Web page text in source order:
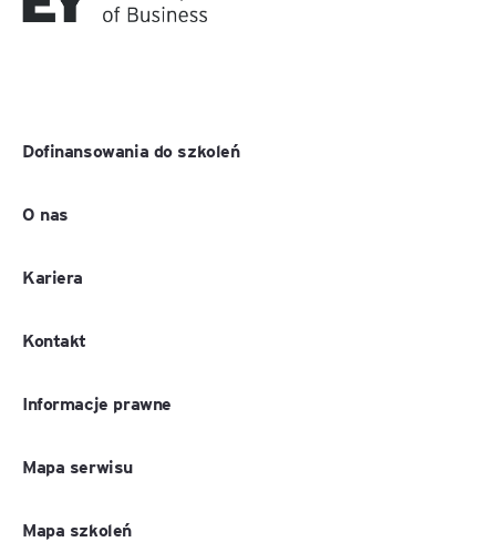
Dofinansowania do szkoleń
O nas
Kariera
Kontakt
Informacje prawne
Mapa serwisu
Mapa szkoleń